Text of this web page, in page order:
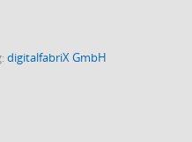
digitalfabriX GmbH